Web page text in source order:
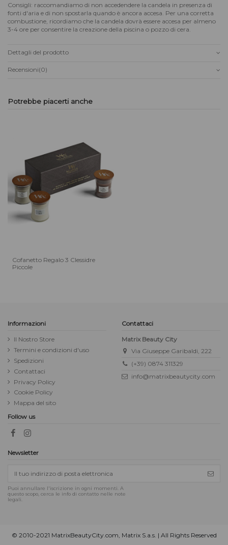
Consigli: raccomandiamo di non accedendere la candela in presenza di
fonti d'aria e di non spostarla quando è ancora accesa. Per una corretta
combustione, ricordiamo che la candela dovrà essere accesa per almeno
3-4 ore per consentire la creazione della piscina o pozzo di cera.
Dettagli del prodotto
Recensioni(0)
Potrebbe piacerti anche
Cofanetto Regalo 3 Clessidre
Piccole
Informazioni
Il Nostro Store
Termini e condizioni d'uso
Spedizioni
Contattaci
Privacy Policy
Cookie Policy
Mappa del sito
Contattaci
Matrix Beauty City
Via Giuseppe Garibaldi, 222
(+39) 0874 311329
info@matrixbeautycity.com
Follow us
Newsletter
Puoi annullare l'iscrizione in ogni momenti. A
questo scopo, cerca le info di contatto nelle note
legali.
© 2010-2021 MatrixBeautyCity.com, Matrix S.a.s. | All Rights Reserved